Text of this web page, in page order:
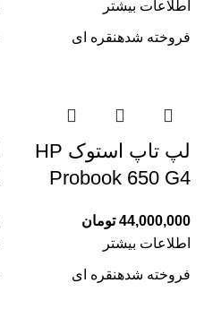
اطلاعات بیشتر
فروخته شدهنقره ای
لپ تاپ استوک HP
Probook 650 G4
44,000,000 تومان
اطلاعات بیشتر
فروخته شدهنقره ای